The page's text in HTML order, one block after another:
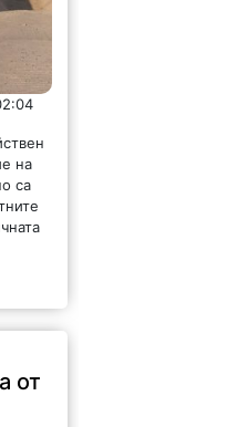
на
са